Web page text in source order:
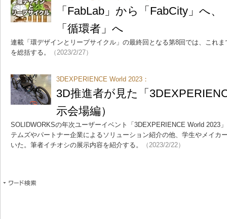
「FabLab」から「FabCity」へ
「循環者」へ
連載「環デザインとリープサイクル」の最終回となる第8回では、これ
を総括する。
（2023/2/27）
3DEXPERIENCE World 2023：
3D推進者が見た「
示会場編）
SOLIDWORKSの年次ユーザーイベント「3DEXPERIENCE World 2023
テムズやパートナー企業によるソリューション紹介の他、学生やメイカ
いた。筆者イチオシの展示内容を紹介する。
（2023/2/22）